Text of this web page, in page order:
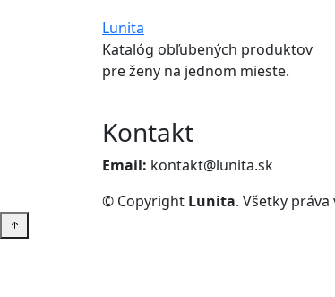
Lunita
Katalóg obľubených produktov
pre ženy na jednom mieste.
Kontakt
Email: kontakt@lunita.sk
© Copyright Lunita. Všetky